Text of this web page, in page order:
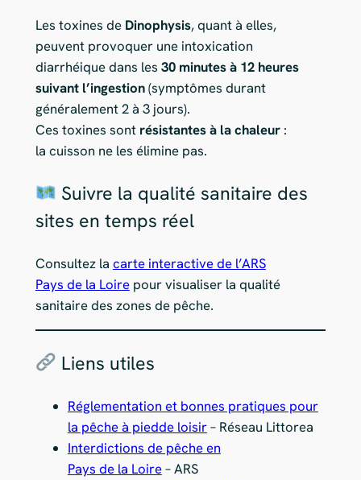
Les toxines de Dinophysis, quant à elles,
peuvent provoquer une intoxication
diarrhéique dans les 30 minutes à 12 heures
suivant l’ingestion(symptômes durant
généralement 2 à 3 jours).
Ces toxines sont résistantes à la chaleur:
la cuisson ne les élimine pas.
Suivre la qualité sanitaire des
sites en temps réel
Consultez la carte interactive de l’ARS
Pays de la Loirepour visualiser la qualité
sanitaire des zones de pêche.
Liens utiles
Réglementation et bonnes pratiques pour
la pêche à piedde loisir– Réseau Littorea
Interdictions de pêche en
Pays de la Loire– ARS